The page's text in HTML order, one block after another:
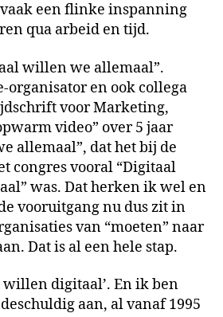
een flinke inspanning
qua arbeid en tijd.
willen we allemaal”.
organisator en ook collega
voor Marketing,
video” over 5 jaar
allemaal”, dat het bij de
congres vooral “Digitaal
was. Dat herken ik wel en
vooruitgang nu dus zit in
van “moeten” naar
Dat is al een hele stap.
willen digitaal’. En ik ben
aan, al vanaf 1995